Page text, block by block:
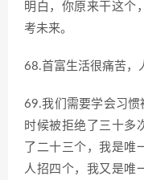
明白，你原来干这个
考未来。
68.首富生活很痛苦，
69.我们需要学会习惯
时候被拒绝了三十多
了二十三个，我是
人招四个，我又是唯